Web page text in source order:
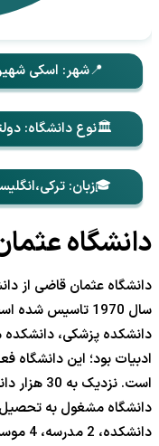
📍شهر: اسکی
🏛️نوع دانشگاه:
🎓زبان:
دانشگاه
دانشگاه عثمان قاضی از
سال 1970 تاسیس
دانشکده پزشکی،
است.